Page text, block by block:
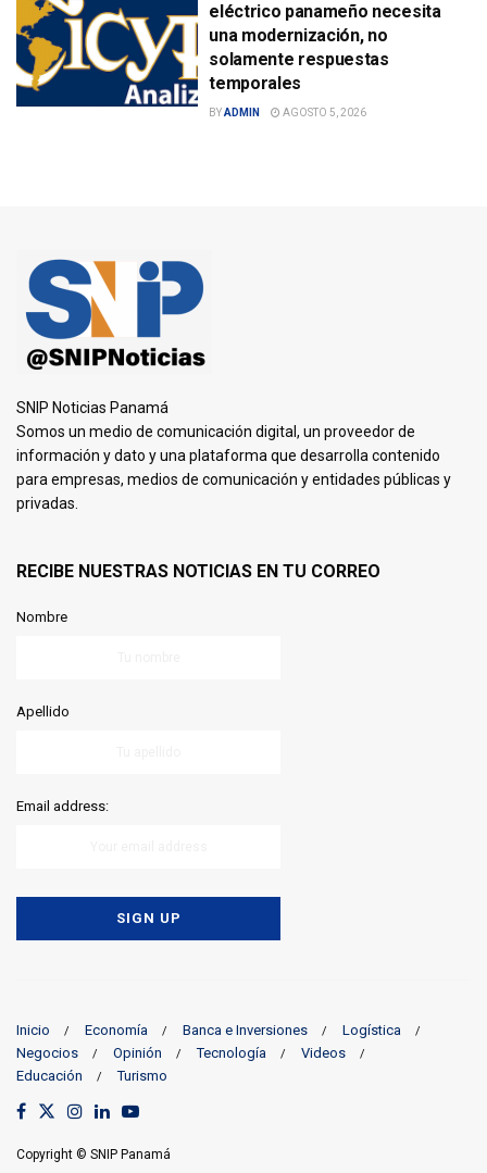
eléctrico panameño necesita
una modernización, no
solamente respuestas
temporales
BYADMIN AGOSTO 5, 2026
SNIP Noticias Panamá
Somos un medio de comunicación digital, un proveedor de
información y dato y una plataforma que desarrolla contenido
para empresas, medios de comunicación y entidades públicas y
privadas.
RECIBE NUESTRAS NOTICIAS EN TU CORREO
Nombre
Apellido
Email address:
Inicio Economía Banca e Inversiones
Logística
Negocios
Opinión Tecnología
Videos
Educación
Turismo
Copyright © SNIP Panamá